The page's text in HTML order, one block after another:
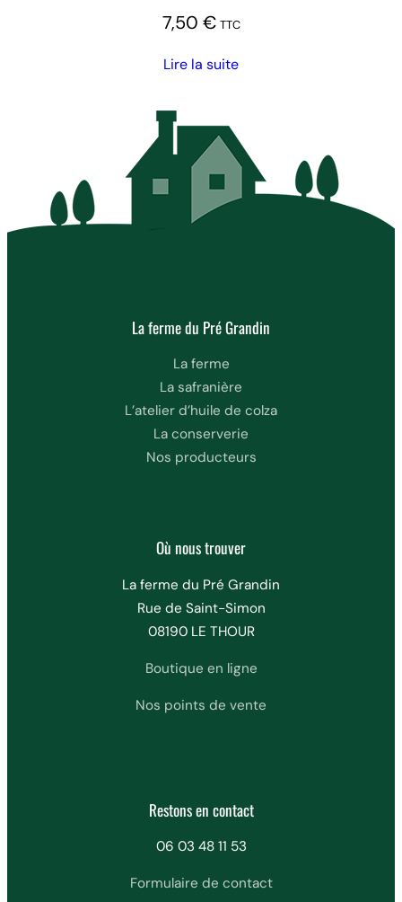
7,50 € TTC
Lire la suite
La ferme du Pré Grandin
La ferme
La safranière
L’atelier d’huile de colza
La conserverie
Nos producteurs
Où nous trouver
La ferme du Pré Grandin
Rue de Saint-Simon
08190 LE THOUR
Boutique en ligne
Nos points de vente
Restons en contact
06 03 48 11 53
Formulaire de contact